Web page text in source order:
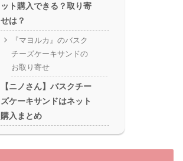
ット購入できる？取り寄
せは？
『マヨルカ』のバスク
チーズケーキサンドの
お取り寄せ
【ニノさん】バスクチー
ズケーキサンドはネット
購入まとめ